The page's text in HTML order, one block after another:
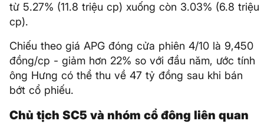
từ 5.27% (11.8 triệu cp) xuống còn 3.03% (6.8 triệu
cp).
Chiếu theo giá APG đóng cửa phiên 4/10 là 9,450
đồng/cp - giảm hơn 22% so với đầu năm, ước tính
ông Hưng có thể thu về 47 tỷ đồng sau khi bán
bớt cổ phiếu.
Chủ tịch SC5 và nhóm cổ đông liên quan